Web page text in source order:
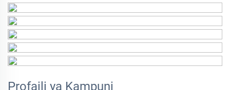
Profaili ya Kampuni